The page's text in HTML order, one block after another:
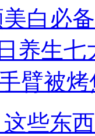
白必
养生七
臂被
些东